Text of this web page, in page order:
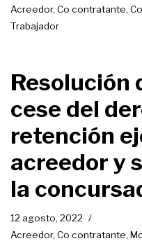
Acreedor, Co contratante,
Trabajador
Resolución
cese del
retención
acreedor y
la
12 agosto, 2022
Acreedor, Co contratante,